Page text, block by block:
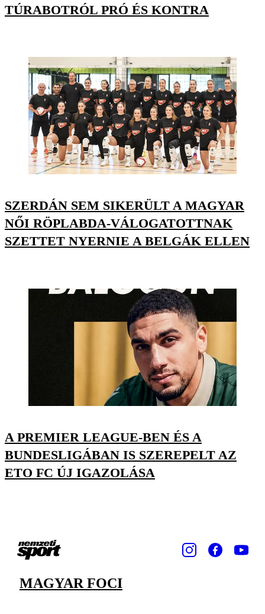
TÚRABOTRÓL PRÓ ÉS KONTRA
SZERDÁN SEM SIKERÜLT A MAGYAR
NŐI RÖPLABDA-VÁLOGATOTTNAK
SZETTET NYERNIE A BELGÁK ELLEN
A PREMIER LEAGUE-BEN ÉS A
BUNDESLIGÁBAN IS SZEREPELT AZ
ETO FC ÚJ IGAZOLÁSA
MAGYAR FOCI